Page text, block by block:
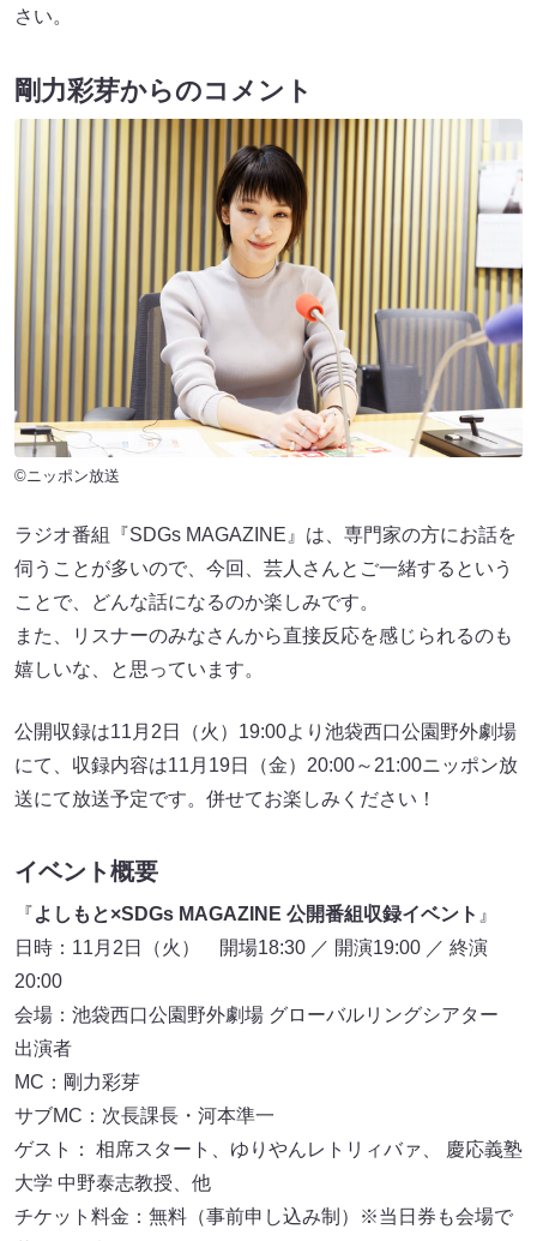
さい。
剛力彩芽からのコメント
©ニッポン放送
ラジオ番組『SDGs MAGAZINE』は、専門家の方にお話を
伺うことが多いので、今回、芸人さんとご一緒するという
ことで、どんな話になるのか楽しみです。
また、リスナーのみなさんから直接反応を感じられるのも
嬉しいな、と思っています。
公開収録は11月2日（火）19:00より池袋西口公園野外劇場
にて、収録内容は11月19日（金）20:00～21:00ニッポン放
送にて放送予定です。併せてお楽しみください！
イベント概要
『よしもと×SDGs MAGAZINE 公開番組収録イベント 』
日時：11月2日（火） 開場18:30 ／ 開演19:00 ／ 終演
20:00
会場：池袋西口公園野外劇場 グローバルリングシアター
出演者
MC：剛力彩芽
サブMC：次長課長・河本準一
ゲスト： 相席スタート、ゆりやんレトリィバァ、 慶応義塾
大学 中野泰志教授、他
チケット料金：無料（事前申し込み制）※当日券も会場で